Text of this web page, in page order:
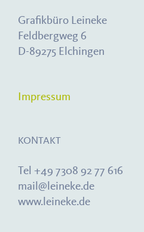
Grafikbüro Leineke
Feldbergweg 6
D-89275 Elchingen
Impressum
KONTAKT
Tel +49 7308 92 77 616
mail@leineke.de
www.leineke.de